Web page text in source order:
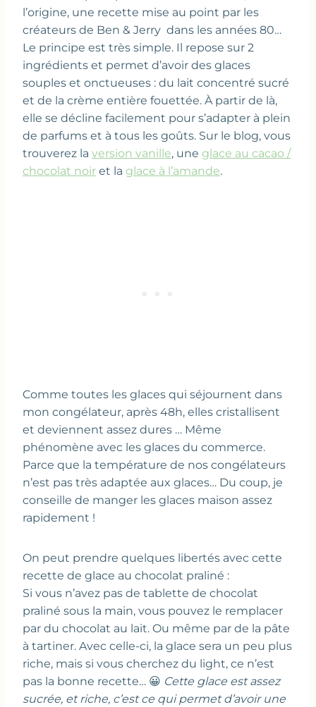
l’origine, une recette mise au point par les
créateurs de Ben & Jerry dans les années 80…
Le principe est très simple. Il repose sur 2
ingrédients et permet d’avoir des glaces
souples et onctueuses : du lait concentré sucré
et de la crème entière fouettée. À partir de là,
elle se décline facilement pour s’adapter à plein
de parfums et à tous les goûts. Sur le blog, vous
trouverez la version vanille, une glace au cacao /
chocolat noir et la glace à l’amande.
Comme toutes les glaces qui séjournent dans
mon congélateur, après 48h, elles cristallisent
et deviennent assez dures … Même
phénomène avec les glaces du commerce.
Parce que la température de nos congélateurs
n’est pas très adaptée aux glaces… Du coup, je
conseille de manger les glaces maison assez
rapidement !
On peut prendre quelques libertés avec cette
recette de glace au chocolat praliné :
Si vous n’avez pas de tablette de chocolat
praliné sous la main, vous pouvez le remplacer
par du chocolat au lait. Ou même par de la pâte
à tartiner. Avec celle-ci, la glace sera un peu plus
riche, mais si vous cherchez du light, ce n’est
pas la bonne recette… 😀 Cette glace est assez
sucrée, et riche, c’est ce qui permet d’avoir une